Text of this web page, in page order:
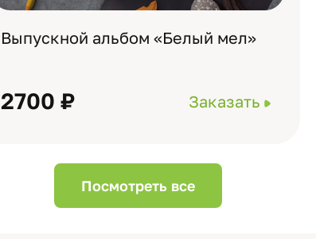
Выпускной альбом «Белый мел»
2700 ₽ Заказать
Посмотреть все